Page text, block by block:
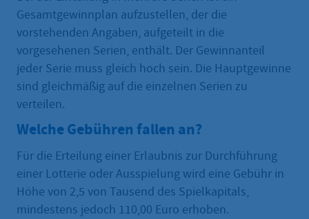
Gesamtgewinnplan aufzustellen, der die
vorstehenden Angaben, aufgeteilt in die
vorgesehenen Serien, enthält. Der Gewinnanteil
jeder Serie muss gleich hoch sein. Die Hauptgewinne
sind gleichmäßig auf die einzelnen Serien zu
verteilen.
Welche Gebühren fallen an?
Für die Erteilung einer Erlaubnis zur Durchführung
einer Lotterie oder Ausspielung wird eine Gebühr in
Höhe von 2,5 von Tausend des Spielkapitals,
mindestens jedoch 110,00 Euro erhoben.